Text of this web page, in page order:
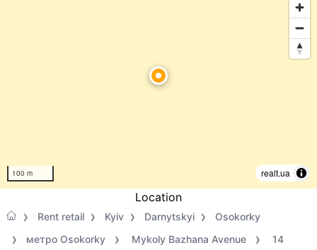
100 m realt.ua
Location
Rent retail Kyiv Darnytskyi
Osokorky
метро Osokorky
Mykoly Bazhana Avenue 14